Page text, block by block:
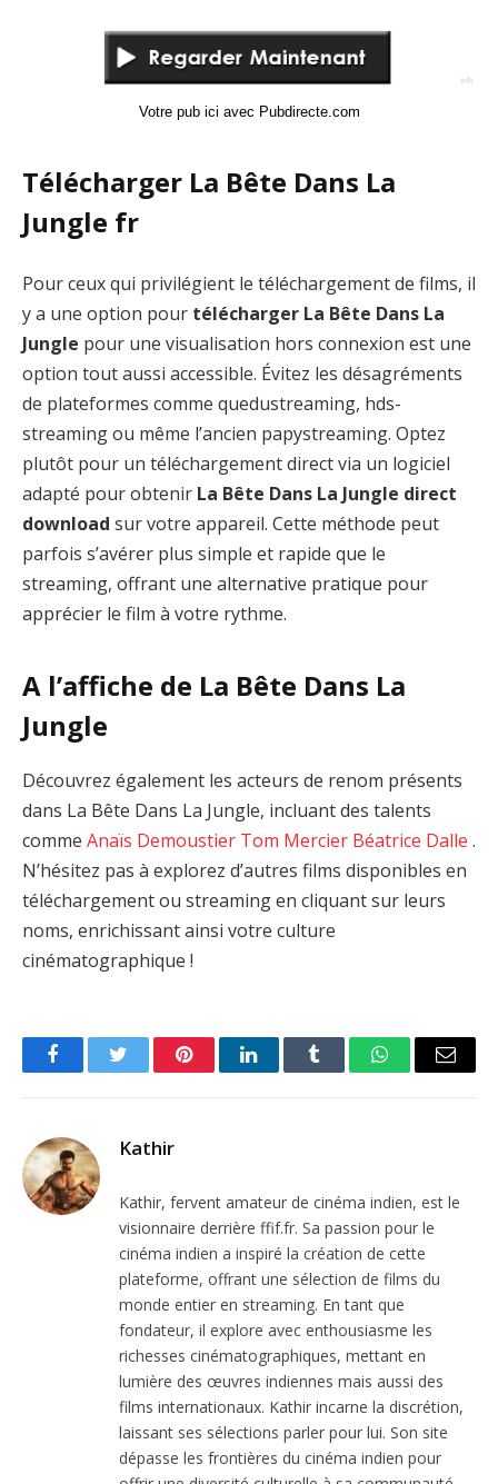
Votre pub ici avec Pubdirecte.com
Télécharger La Bête Dans La
Jungle fr
Pour ceux qui privilégient le téléchargement de films, il
y a une option pour télécharger La Bête Dans La
Jungle pour une visualisation hors connexion est une
option tout aussi accessible. Évitez les désagréments
de plateformes comme quedustreaming, hds-
streaming ou même l’ancien papystreaming. Optez
plutôt pour un téléchargement direct via un logiciel
adapté pour obtenir La Bête Dans La Jungle direct
download sur votre appareil. Cette méthode peut
parfois s’avérer plus simple et rapide que le
streaming, offrant une alternative pratique pour
apprécier le film à votre rythme.
A l’affiche de La Bête Dans La
Jungle
Découvrez également les acteurs de renom présents
dans La Bête Dans La Jungle, incluant des talents
comme Anaïs Demoustier Tom Mercier Béatrice Dalle .
N’hésitez pas à explorez d’autres films disponibles en
téléchargement ou streaming en cliquant sur leurs
noms, enrichissant ainsi votre culture
cinématographique !
FacebookTwitter PinterestLinkedInTumblr WhatsAppEmail
Kathir
Kathir, fervent amateur de cinéma indien, est le
visionnaire derrière ffif.fr. Sa passion pour le
cinéma indien a inspiré la création de cette
plateforme, offrant une sélection de films du
monde entier en streaming. En tant que
fondateur, il explore avec enthousiasme les
richesses cinématographiques, mettant en
lumière des œuvres indiennes mais aussi des
films internationaux. Kathir incarne la discrétion,
laissant ses sélections parler pour lui. Son site
dépasse les frontières du cinéma indien pour